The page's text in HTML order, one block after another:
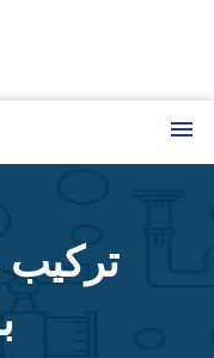
المحتوى
تركيب